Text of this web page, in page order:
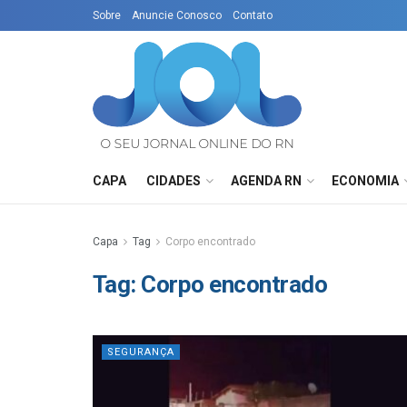
Sobre Anuncie Conosco Contato
CAPA CIDADES AGENDA RN ECONOMIA
Capa Tag Corpo encontrado
Tag: Corpo encontrado
SEGURANÇA